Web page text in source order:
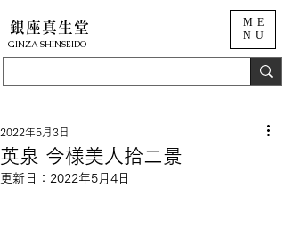
ME
NU
銀座真生堂
​GINZA SHINSEIDO
英泉 今様美人拾二景
2022年5月3日
更新日： 2022年5月4日